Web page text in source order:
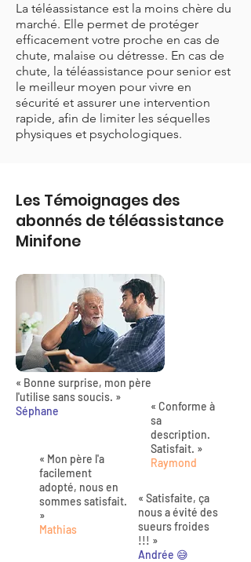
La téléassistance est la moins chère du
marché. Elle permet de protéger
efficacement votre proche en cas de
chute, malaise ou détresse. En cas de
chute, la téléassistance pour senior est
le meilleur moyen pour vivre en
sécurité et assurer une intervention
rapide, afin de limiter les séquelles
physiques et psychologiques.
Les Témoignages des
abonnés de téléassistance
Minifone
« Bonne surprise, mon père
l'utilise sans soucis. »
Séphane
« Mon père l'a
facilement
adopté, nous en
sommes satisfait.
»
Mathias
« Conforme à
sa
description.
Satisfait. »
Raymond
« Satisfaite, ça
nous a évité des
sueurs froides
!!! »
Andrée 😅